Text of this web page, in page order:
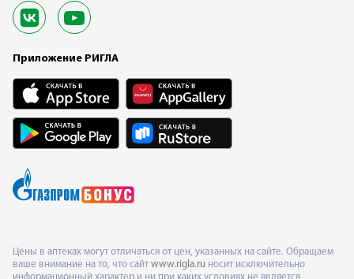
Приложение РИГЛА
Цены в аптеках могут отличаться от цен, указанных на сайте. Обращаем
ваше внимание на то, что сайт www.rigla.ru носит исключительно